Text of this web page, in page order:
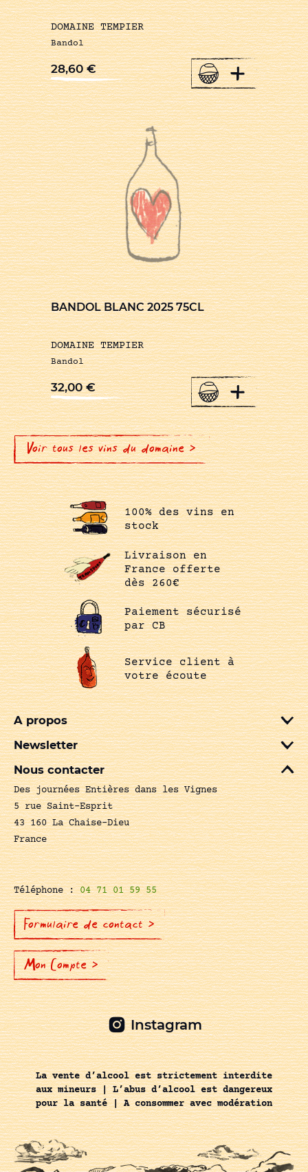
DOMAINE TEMPIER
Bandol
28,60€ +
BANDOL BLANC 2025 75CL
DOMAINE TEMPIER
Bandol
32,00€ +
Voir tous les vins du domaine >
100% des vins en
stock
Livraison en
France offerte
dès 260€
Paiement sécurisé
par CB
Service client à
votre écoute
A propos
Newsletter
Nous contacter
Des journées Entières dans les Vignes
5 rue Saint-Esprit
43 160 La Chaise-Dieu
France
Téléphone :04 71 01 59 55
Formulaire de contact >
Mon Compte >
Instagram
La vente d’alcool est strictement interdite
aux mineurs | L’abus d’alcool est dangereux
pour la santé | A consommer avec modération